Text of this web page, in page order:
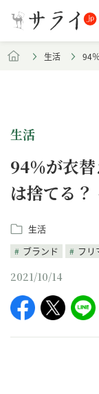
生活 94
生活
94％が衣
は捨てる？
生活
ブランド
フリ
2021/10/14